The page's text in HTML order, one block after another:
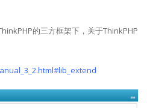
的三方框架下，关于ThinkPHP